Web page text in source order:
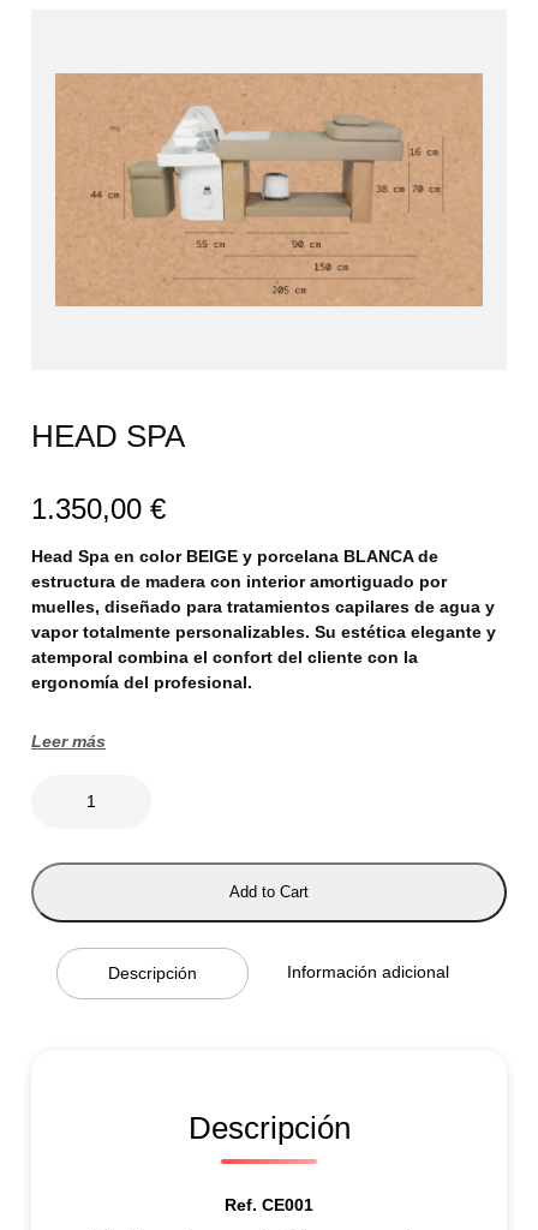
HEAD SPA
1.350,00 €
Head Spa en color BEIGE y porcelana BLANCA de
estructura de madera con interior amortiguado por
muelles, diseñado para tratamientos capilares de agua y
vapor totalmente personalizables. Su estética elegante y
atemporal combina el confort del cliente con la
ergonomía del profesional.
Leer más
P
A
c
Add to Cart
Descripción Información adicional
Descripción
Ref. CE001